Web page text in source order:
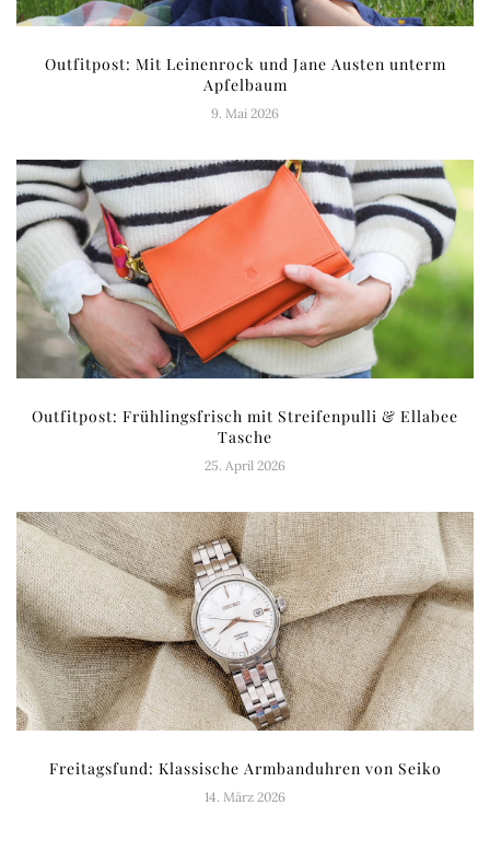
Outfitpost: Mit Leinenrock und Jane Austen unterm
Apfelbaum
9. Mai 2026
Outfitpost: Frühlingsfrisch mit Streifenpulli & Ellabee
Tasche
25. April 2026
Freitagsfund: Klassische Armbanduhren von Seiko
14. März 2026